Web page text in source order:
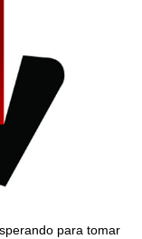
para tomar